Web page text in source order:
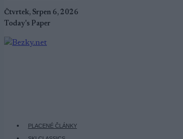
Čtvrtek, Srpen 6, 2026
Today's Paper
PLACENÉ ČLÁNKY